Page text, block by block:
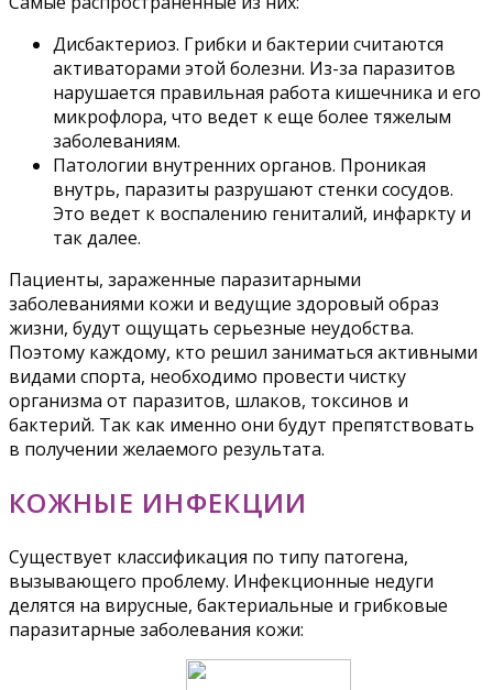
Дисбактериоз. Грибки и бактерии считаются
активаторами этой болезни. Из-за паразитов
нарушается правильная работа кишечника и его
микрофлора, что ведет к еще более тяжелым
заболеваниям.
Патологии внутренних органов. Проникая
внутрь, паразиты разрушают стенки сосудов.
Это ведет к воспалению гениталий, инфаркту и
так далее.
Пациенты, зараженные паразитарными
заболеваниями кожи и ведущие здоровый образ
жизни, будут ощущать серьезные неудобства.
Поэтому каждому, кто решил заниматься активными
видами спорта, необходимо провести чистку
организма от паразитов, шлаков, токсинов и
бактерий. Так как именно они будут препятствовать
в получении желаемого результата.
КОЖНЫЕ ИНФЕКЦИИ
Существует классификация по типу патогена,
вызывающего проблему. Инфекционные недуги
делятся на вирусные, бактериальные и грибковые
паразитарные заболевания кожи: